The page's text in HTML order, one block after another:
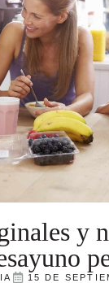
y
15 DE